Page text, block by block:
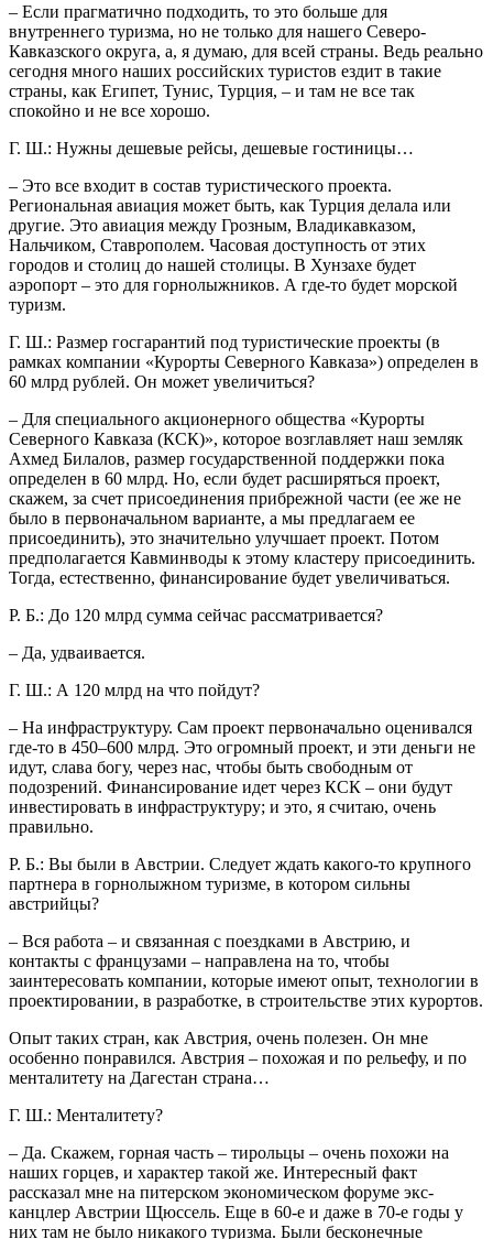
– Если прагматично подходить, то это больше для
внутреннего туризма, но не только для нашего Северо-
Кавказского округа, а, я думаю, для всей страны. Ведь реально
сегодня много наших российских туристов ездит в такие
страны, как Египет, Тунис, Турция, – и там не все так
спокойно и не все хорошо.
Г. Ш.: Нужны дешевые рейсы, дешевые гостиницы…
– Это все входит в состав туристического проекта.
Региональная авиация может быть, как Турция делала или
другие. Это авиация между Грозным, Владикавказом,
Нальчиком, Ставрополем. Часовая доступность от этих
городов и столиц до нашей столицы. В Хунзахе будет
аэропорт – это для горнолыжников. А где-то будет морской
туризм.
Г. Ш.: Размер госгарантий под туристические проекты (в
рамках компании «Курорты Северного Кавказа») определен в
60 млрд рублей. Он может увеличиться?
– Для специального акционерного общества «Курорты
Северного Кавказа (КСК)», которое возглавляет наш земляк
Ахмед Билалов, размер государственной поддержки пока
определен в 60 млрд. Но, если будет расширяться проект,
скажем, за счет присоединения прибрежной части (ее же не
было в первоначальном варианте, а мы предлагаем ее
присоединить), это значительно улучшает проект. Потом
предполагается Кавминводы к этому кластеру присоединить.
Тогда, естественно, финансирование будет увеличиваться.
Р. Б.: До 120 млрд сумма сейчас рассматривается?
– Да, удваивается.
Г. Ш.: А 120 млрд на что пойдут?
– На инфраструктуру. Сам проект первоначально оценивался
где-то в 450–600 млрд. Это огромный проект, и эти деньги не
идут, слава богу, через нас, чтобы быть свободным от
подозрений. Финансирование идет через КСК – они будут
инвестировать в инфраструктуру; и это, я считаю, очень
правильно.
Р. Б.: Вы были в Австрии. Следует ждать какого-то крупного
партнера в горнолыжном туризме, в котором сильны
австрийцы?
– Вся работа – и связанная с поездками в Австрию, и
контакты с французами – направлена на то, чтобы
заинтересовать компании, которые имеют опыт, технологии в
проектировании, в разработке, в строительстве этих курортов.
Опыт таких стран, как Австрия, очень полезен. Он мне
особенно понравился. Австрия – похожая и по рельефу, и по
менталитету на Дагестан страна…
Г. Ш.: Менталитету?
– Да. Скажем, горная часть – тирольцы – очень похожи на
наших горцев, и характер такой же. Интересный факт
рассказал мне на питерском экономическом форуме экс-
канцлер Австрии Щюссель. Еще в 60-е и даже в 70-е годы у
них там не было никакого туризма. Были бесконечные